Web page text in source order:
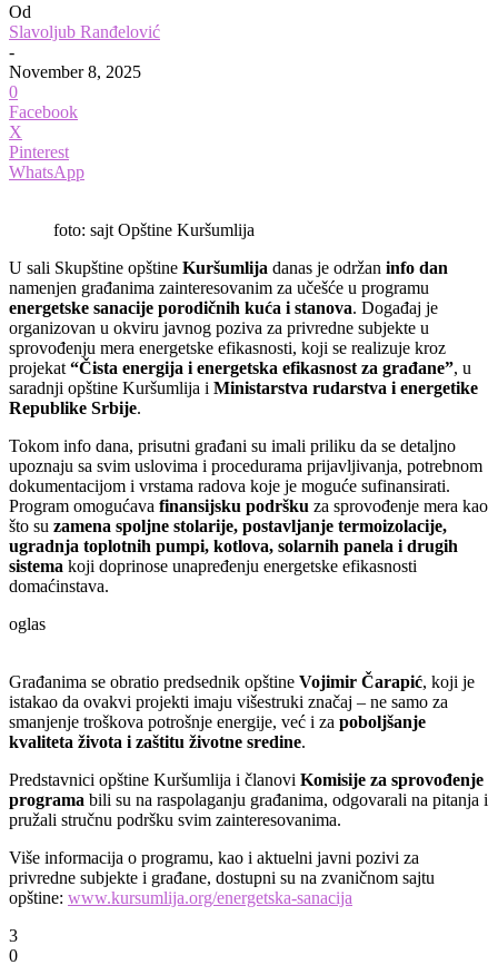
Od
Slavoljub Ranđelović
-
November 8, 2025
0
Facebook
X
Pinterest
WhatsApp
foto: sajt Opštine Kuršumlija
U sali Skupštine opštine Kuršumlija danas je održan info dan
namenjen građanima zainteresovanim za učešće u programu
energetske sanacije porodičnih kuća i stanova. Događaj je
organizovan u okviru javnog poziva za privredne subjekte u
sprovođenju mera energetske efikasnosti, koji se realizuje kroz
projekat “Čista energija i energetska efikasnost za građane”, u
saradnji opštine Kuršumlija i Ministarstva rudarstva i energetike
Republike Srbije.
Tokom info dana, prisutni građani su imali priliku da se detaljno
upoznaju sa svim uslovima i procedurama prijavljivanja, potrebnom
dokumentacijom i vrstama radova koje je moguće sufinansirati.
Program omogućava finansijsku podršku za sprovođenje mera kao
što su zamena spoljne stolarije, postavljanje termoizolacije,
ugradnja toplotnih pumpi, kotlova, solarnih panela i drugih
sistema koji doprinose unapređenju energetske efikasnosti
domaćinstava.
oglas
Građanima se obratio predsednik opštine Vojimir Čarapić, koji je
istakao da ovakvi projekti imaju višestruki značaj – ne samo za
smanjenje troškova potrošnje energije, već i za poboljšanje
kvaliteta života i zaštitu životne sredine.
Predstavnici opštine Kuršumlija i članovi Komisije za sprovođenje
programa bili su na raspolaganju građanima, odgovarali na pitanja i
pružali stručnu podršku svim zainteresovanima.
Više informacija o programu, kao i aktuelni javni pozivi za
privredne subjekte i građane, dostupni su na zvaničnom sajtu
opštine: www.kursumlija.org/energetska-sanacija
3
0